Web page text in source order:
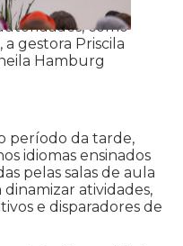
com as
como
gestora Priscila
Hamburg
período da tarde,
idiomas ensinados
pelas salas de aula
atividades,
e disparadores de